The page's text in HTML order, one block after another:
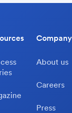
Company
About us
Careers
Press